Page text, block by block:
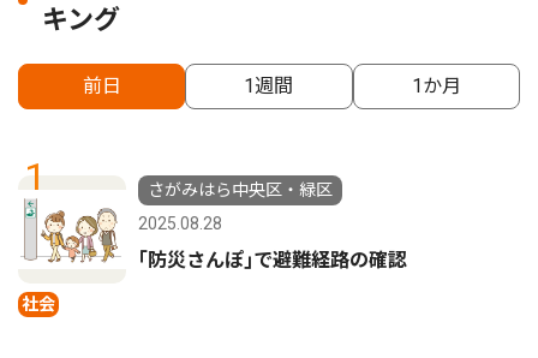
キング
前日 1週間 1か月
1
社会
さがみはら中央区・緑区
2025.08.28
｢防災さんぽ｣で避難経路の確認